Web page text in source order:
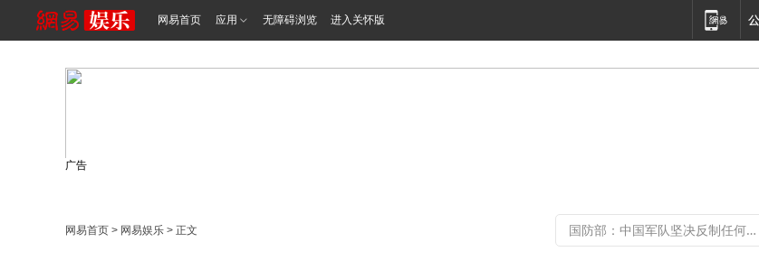
网易首页 应用 无障碍浏览 进入关怀版
广告
网易首页 > 网易娱乐 > 正文